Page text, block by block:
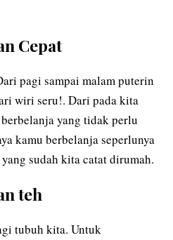
Cepat
pagi sampai malam puterin
wiri seru!. Dari pada kita
yang tidak perlu
kamu berbelanja seperlunya
sudah kita catat dirumah.
teh
tubuh kita. Untuk